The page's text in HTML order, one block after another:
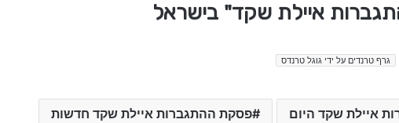
איילת שקד" בישראל
גרף טרנדים על ידי גוגל טרנדס
איילת שקד היום פסקת ההתגברות איילת שקד חדשות